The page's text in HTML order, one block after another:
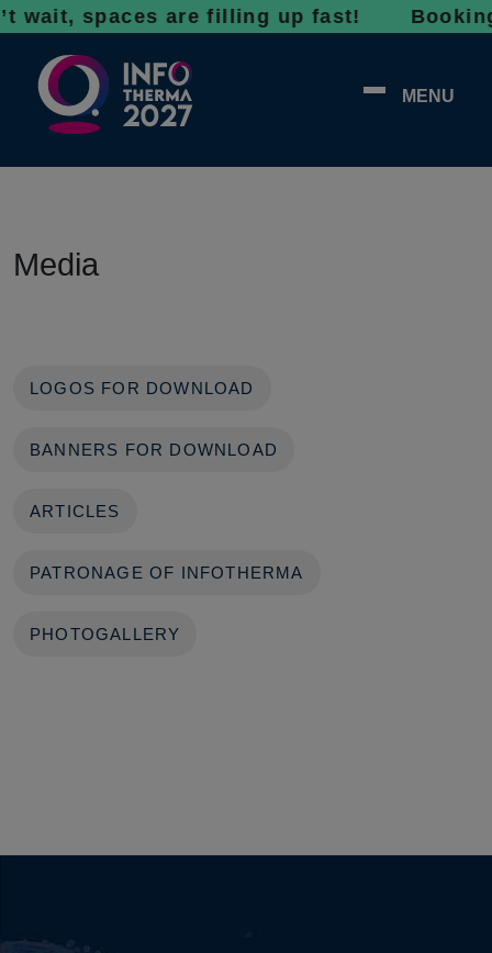
wait, spaces are filling up fast!
MENU
Media
LOGOS FOR DOWNLOAD
BANNERS FOR DOWNLOAD
ARTICLES
PATRONAGE OF INFOTHERMA
PHOTOGALLERY